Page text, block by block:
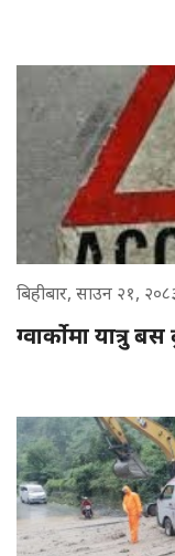
बिहीबार, साउन २१,
ग्वार्कोमा यात्रु